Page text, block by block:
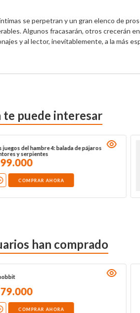
se perpetran y un gran elenco de
Algunos fracasarán, otros crecerán
y al lector, inevitablemente, a la más
te puede interesar
juegos del hambre 4: balada de pájaros
y serpientes
99.000
COMPRAR AHORA
han comprado
79.000
COMPRAR AHORA